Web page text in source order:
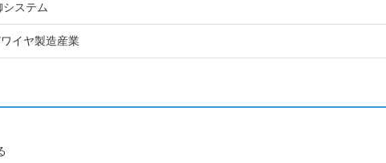
ステム
イヤ製造産業